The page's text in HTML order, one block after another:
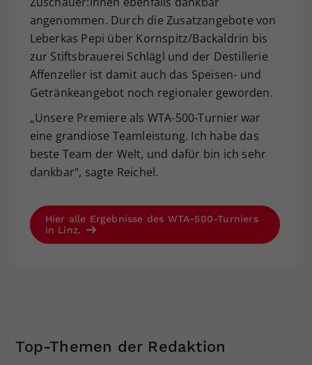
angenommen. Durch die Zusatzangebote von
Leberkas Pepi über Kornspitz/Backaldrin bis
zur Stiftsbrauerei Schlägl und der Destillerie
Affenzeller ist damit auch das Speisen- und
Getränkeangebot noch regionaler geworden.
„Unsere Premiere als WTA-500-Turnier war
eine grandiose Teamleistung. Ich habe das
beste Team der Welt, und dafür bin ich sehr
dankbar“, sagte Reichel.
Hier alle Ergebnisse des WTA-500-Turniers
in Linz.
Top-Themen der Redaktion